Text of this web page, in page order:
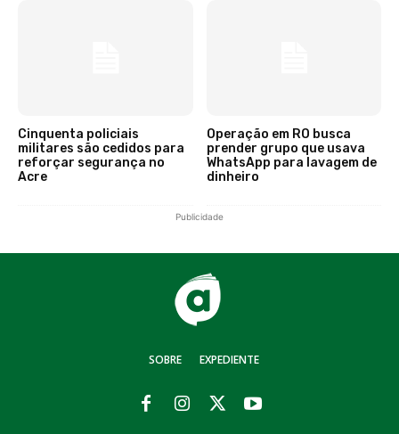
Cinquenta policiais
militares são cedidos para
reforçar segurança no
Acre
Operação em RO busca
prender grupo que usava
WhatsApp para lavagem de
dinheiro
Publicidade
SOBRE EXPEDIENTE